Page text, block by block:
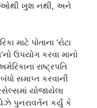
ખુશ નથી, અને
માટે પોતાના ‘રોટા
ઉપયોગ કરવા માનો
રાષ્ટ્રપતિ
સમાપ્ત કરવાની
યોજાયેલા
પુનરાવર્તન કર્યું કે